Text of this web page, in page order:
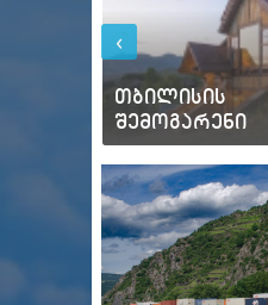
თბილისის
შემოგარენი
‹